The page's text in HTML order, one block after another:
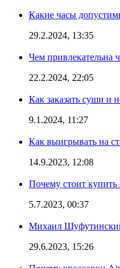
Какие часы
29.2.2024, 13:35
Чем привлекательна
22.2.2024, 22:05
Как заказать суши и
9.1.2024, 11:27
Как выигрывать на
14.9.2023, 12:08
Почему стоит купить
5.7.2023, 00:37
Михаил
29.6.2023, 15:26